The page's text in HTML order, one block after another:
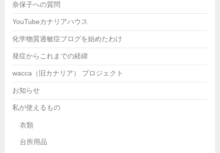
奈保子への質問
YouTubeカナリアハウス
化学物質過敏症ブログを始めたわけ
発症からこれまでの経緯
wacca（旧カナリア） プロジェクト
お知らせ
私が使えるもの
衣類
台所用品